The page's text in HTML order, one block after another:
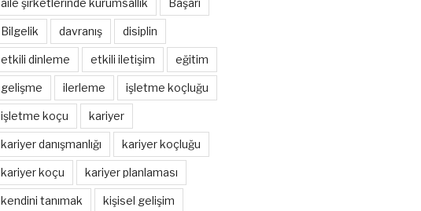
Bilgelik davranış disiplin
etkili dinleme etkili iletişim eğitim
gelişme ilerleme işletme koçluğu
işletme koçu kariyer
kariyer danışmanlığı kariyer koçluğu
kariyer koçu kariyer planlaması
kendini tanımak kişisel gelişim